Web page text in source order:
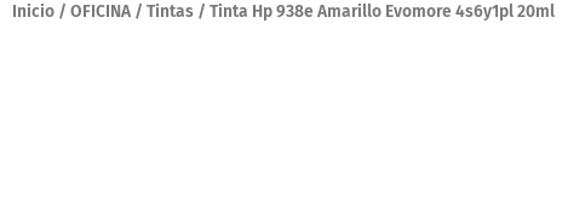
Inicio / OFICINA / Tintas / Tinta Hp 938e Amarillo Evomore 4s6y1pl 20ml